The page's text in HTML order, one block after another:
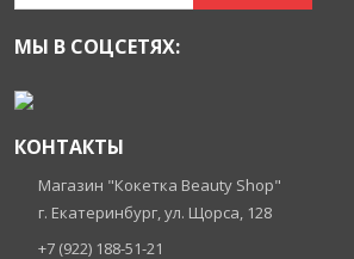
МЫ В СОЦСЕТЯХ:
КОНТАКТЫ
Магазин "Кокетка Beauty Shop"
г. Екатеринбург, ул. Щорса, 128
+7 (922) 188-51-21